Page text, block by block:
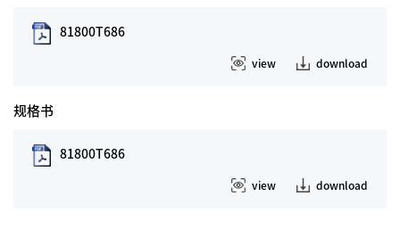
81800T686
view download
规格书
81800T686
view download